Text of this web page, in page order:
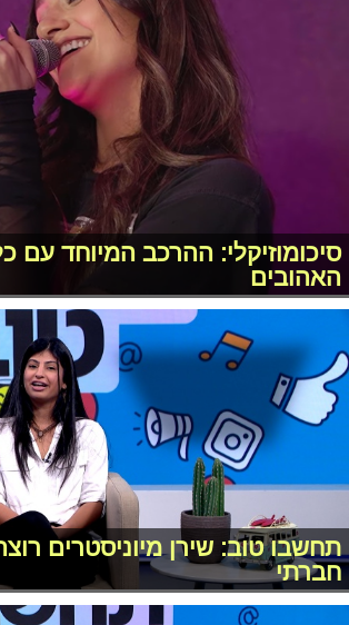
סיכומוזיקלי: ההרכב המיוחד עם
האהובים
תחשבו טוב: שירן מיוניסטרים
חברתי